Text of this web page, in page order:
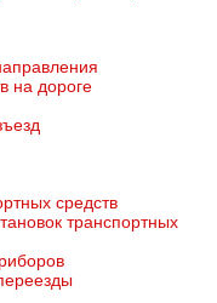
на дороге
средств
транспортных